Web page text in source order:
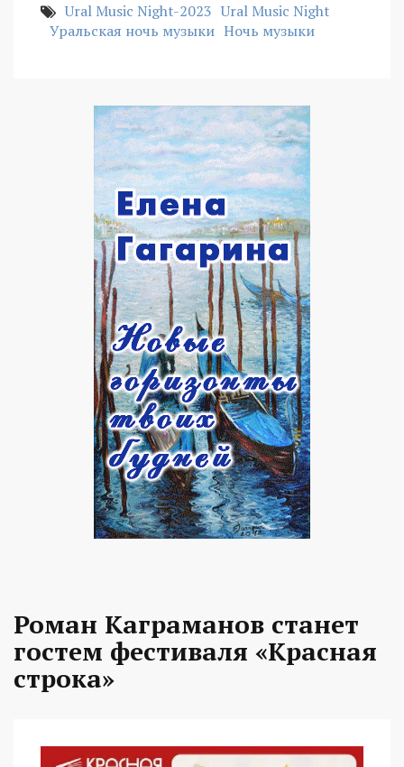
Ural Music Night-2023 Ural Music Night
Уральская ночь музыки Ночь музыки
Роман Каграманов станет
гостем фестиваля «Красная
строка»